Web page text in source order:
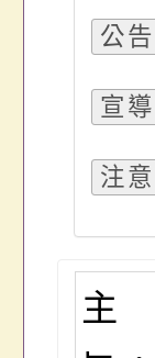
公告
宣導
注意
主